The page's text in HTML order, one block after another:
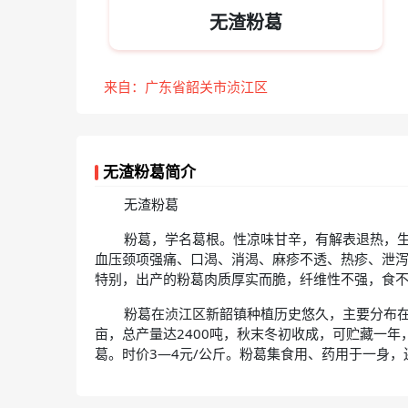
无渣粉葛
来自：广东省韶关市浈江区
无渣粉葛简介
无渣粉葛
粉葛，学名葛根。性凉味甘辛，有解表退热，
血压颈项强痛、口渴、消渴、麻疹不透、热疹、泄
特别，出产的粉葛肉质厚实而脆，纤维性不强，食
粉葛在浈江区新韶镇种植历史悠久，主要分布
亩，总产量达2400吨，秋末冬初收成，可贮藏一
葛。时价3—4元/公斤。粉葛集食用、药用于一身，